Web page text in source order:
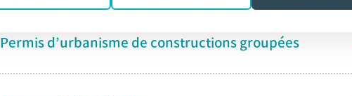
Permis d’urbanisme de constructions groupées